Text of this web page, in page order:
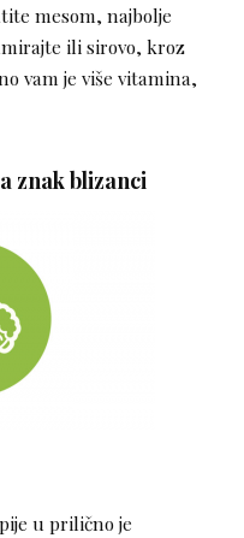
mesom, najbolje
ili sirovo, kroz
vam je više vitamina,
znak blizanci
u prilično je